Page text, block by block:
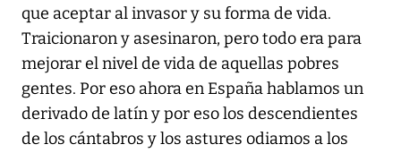
que aceptar al invasor y su forma de vida.
Traicionaron y asesinaron, pero todo era para
mejorar el nivel de vida de aquellas pobres
gentes. Por eso ahora en España hablamos un
derivado de latín y por eso los descendientes
de los cántabros y los astures odiamos a los